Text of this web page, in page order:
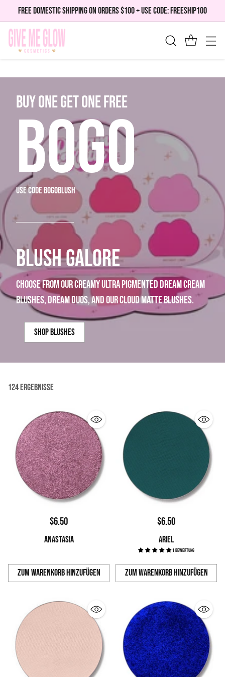
FREE DOMESTIC SHIPPING ON ORDERS $100 + USE CODE: FREESHIP100
bUY ONE GET ONE FREE
BOGO
use code bogoblush
BLUSH GALORE
choose from our creamy ultra pigmented dream cream
blushes, dream duos, and our cloud matte blushes.
shop blushes
124 Ergebnisse
$6.50
ANASTASIA
Zum Warenkorb hinzufügen
Anzahl
$6.50
ARIEL
1 Bewertung
Zum Warenkorb hinzufügen
Anzahl